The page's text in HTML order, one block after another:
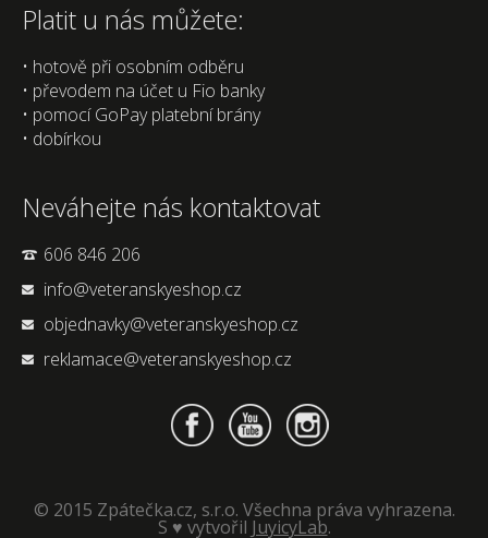
Platit u nás můžete:
• hotově při osobním odběru
• převodem na účet u Fio banky
• pomocí GoPay platební brány
• dobírkou
Neváhejte nás kontaktovat
606 846 206
info@veteranskyeshop.cz
objednavky@veteranskyeshop.cz
reklamace@veteranskyeshop.cz
© 2015 Zpátečka.cz, s.r.o. Všechna práva vyhrazena.
S ♥ vytvořil JuyicyLab.